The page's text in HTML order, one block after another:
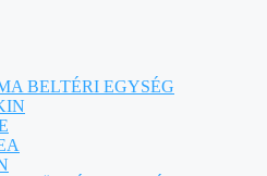
BELTÉRI EGYSÉG